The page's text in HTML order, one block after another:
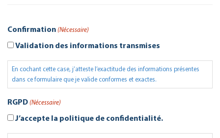
Confirmation (Nécessaire)
Validation des informations transmises
En cochant cette case, j’atteste l’exactitude des informations présentes
dans ce formulaire que je valide conformes et exactes.
RGPD (Nécessaire)
J’accepte la politique de confidentialité.